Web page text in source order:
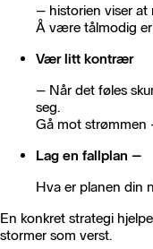
– historien viser at
Å være tålmodig
Vær litt kontrær
– Når det føles
seg.
Gå mot strømmen
Lag en fallplan –
Hva er planen din
En konkret strategi
stormer som verst.